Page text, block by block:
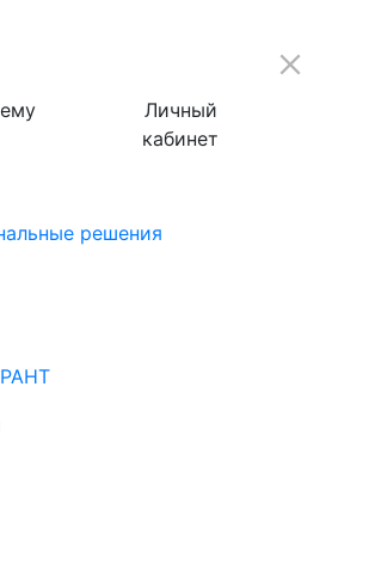
Личный
кабинет
решения